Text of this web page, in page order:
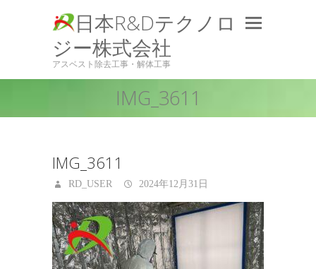
日本R&Dテクノロ
ジー株式会社
アスベスト除去工事・解体工事
IMG_3611
IMG_3611
RD_USER 2024年12月31日